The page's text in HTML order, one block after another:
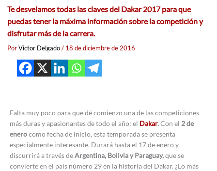
Te desvelamos todas las claves del Dakar 2017 para que
puedas tener la máxima información sobre la competición y
disfrutar más de la carrera.
PorVictor Delgado/ 18 de diciembre de 2016
Falta muy poco para que dé comienzo una de las competiciones
más duras y apasionantes de todo el año: el Dakar.Con el 2 de
enerocomo fecha de inicio, esta temporada se presenta
especialmente interesante. Durará hasta el 17 de enero y
discurrirá a través deArgentina, Bolivia y Paraguay,que se
convierte en el país número 29 en la historia del Dakar. ¿Lo más